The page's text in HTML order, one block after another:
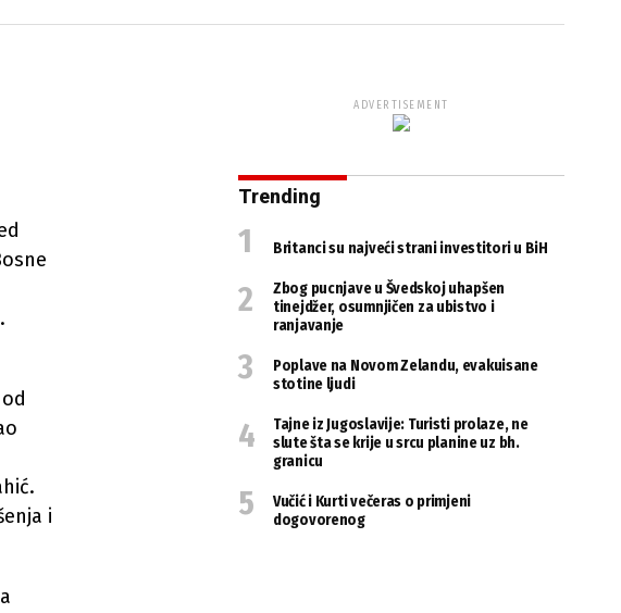
i
ADVERTISEMENT
Trending
Britanci su najveći strani investitori u BiH
Zbog pucnjave u Švedskoj uhapšen
tinejdžer, osumnjičen za ubistvo i
ranjavanje
Poplave na Novom Zelandu, evakuisane
stotine ljudi
Tajne iz Jugoslavije: Turisti prolaze, ne
slute šta se krije u srcu planine uz bh.
granicu
Vučić i Kurti večeras o primjeni
dogovorenog